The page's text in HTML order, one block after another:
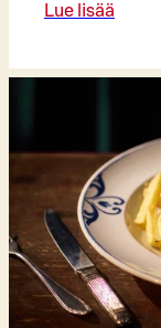
Lue lisää